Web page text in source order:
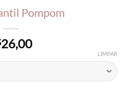
Pompom
26,00
LIMPAR